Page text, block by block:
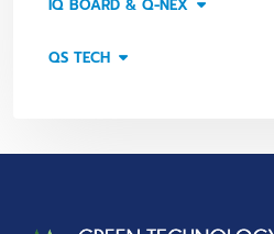
IQ BOARD & Q-NEX
QS TECH